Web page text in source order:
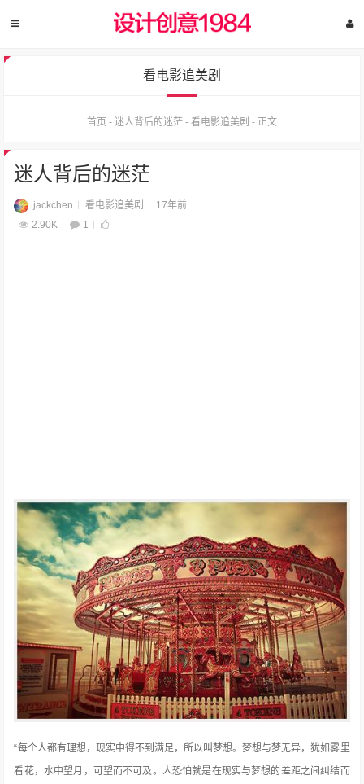
看电影追美剧
首页 - 迷人背后的迷茫 - 看电影追美剧 - 正文
迷人背后的迷茫
jackchen 看电影追美剧
17年前
2.90K
1
“每个人都有理想，现实中得不到满足，所以叫梦想。梦想与梦无异，犹如雾里
看花，水中望月，可望而不可及。人恐怕就是在现实与梦想的差距之间纠结而